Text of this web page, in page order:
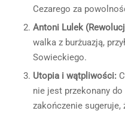
Cezarego za
Antoni Lulek
walka z burżuazją,
Sowieckiego.
Utopia i wątpliwości:
nie jest przekonany
zakończenie